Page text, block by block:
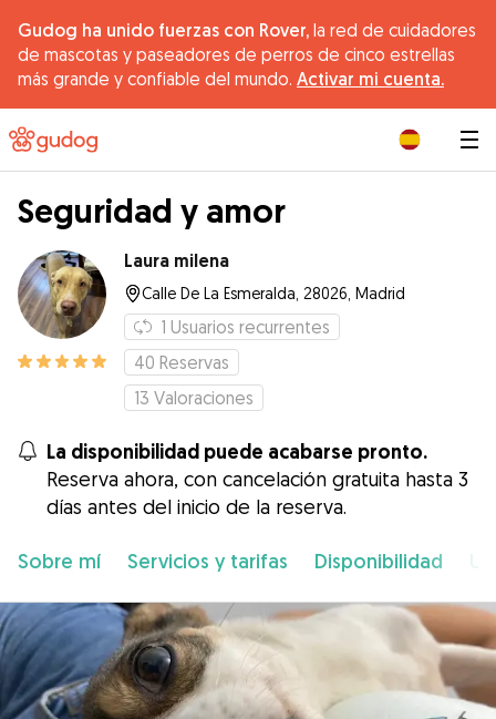
Gudog ha unido fuerzas con Rover, la red de cuidadores
de mascotas y paseadores de perros de cinco estrellas
más grande y confiable del mundo. Activar mi cuenta.
Seguridad y amor
Laura milena
Calle De La Esmeralda, 28026, Madrid
1 Usuarios recurrentes
40 Reservas
13 Valoraciones
La disponibilidad puede acabarse pronto.
Reserva ahora, con cancelación gratuita hasta 3
días antes del inicio de la reserva.
Sobre mí Servicios y tarifas Disponibilidad